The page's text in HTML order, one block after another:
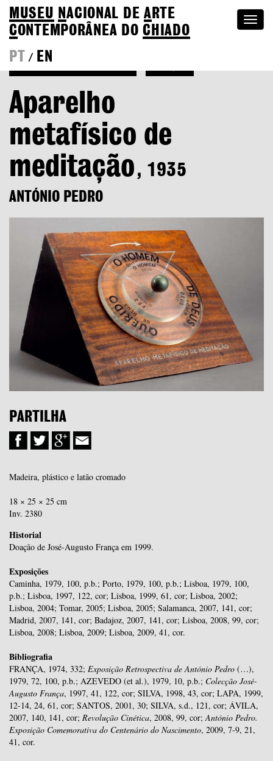
MUSEU NACIONAL DEA RTE
CONTEMPORÂNEA DOCHIADO
PT
/ EN
Aparelho
metafísico de
meditação , 1935
ANTÓNIO PEDRO
PARTILHA
Madeira, plástico e latão cromado
18 × 25 × 25 cm
Inv. 2380
Historial
Doação de José-Augusto França em 1999.
Exposições
Caminha, 1979, 100, p.b.; Porto, 1979, 100, p.b.; Lisboa, 1979, 100,
p.b.; Lisboa, 1997, 122, cor; Lisboa, 1999, 61, cor; Lisboa, 2002;
Lisboa, 2004; Tomar, 2005; Lisboa, 2005; Salamanca, 2007, 141, cor;
Madrid, 2007, 141, cor; Badajoz, 2007, 141, cor; Lisboa, 2008, 99, cor;
Lisboa, 2008; Lisboa, 2009; Lisboa, 2009, 41, cor.
Bibliografia
FRANÇA, 1974, 332; Exposição Retrospectiva de António Pedro (…),
1979, 72, 100, p.b.; AZEVEDO (et al.), 1979, 10, p.b.; Colecção José-
Augusto França, 1997, 41, 122, cor; SILVA, 1998, 43, cor; LAPA, 1999,
12-14, 24, 61, cor; SANTOS, 2001, 30; SILVA, s.d., 121, cor; ÁVILA,
2007, 140, 141, cor; Revolução Cinética, 2008, 99, cor; António Pedro.
Exposição Comemorativa do Centenário do Nascimento, 2009, 7-9, 21,
41, cor.